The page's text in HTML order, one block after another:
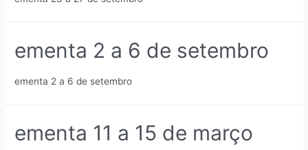
ementa 2 a 6 de setembro
ementa 2 a 6 de setembro
ementa 11 a 15 de março